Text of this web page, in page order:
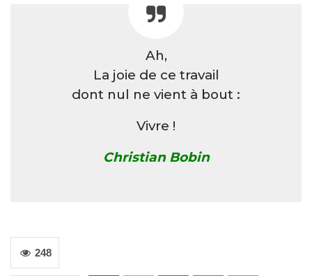
Ah,
La joie de ce travail
dont nul ne vient à bout :
Vivre !
Christian Bobin
248